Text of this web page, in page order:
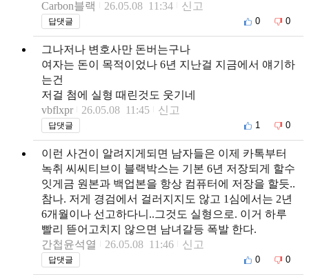
Carbon블랙 26.05.08 11:34 신고
답댓글 0 0
그나저나 변호사만 돈버는구나
여자는 돈이 목적이었나 6년 지난걸 지금에서 얘기하
는건
저걸 첨에 실형 때린것도 웃기네
vbflxpr
26.05.08 11:45 신고
답댓글 1 0
이런 사건이 알려지게되면 남자들은 이제 카톡부터
녹취 씨씨티브이 블랙박스는 기본 6년 저장되게 할수
잇게금 원본과 백업본을 항상 컴퓨터에 저장을 할듯..
참나. 저게 경검에서 걸러지지도 않고 1심에서는 2년
6개월이나 선고하다니..그것도 실형으로. 이거 하루
빨리 뜯어고치지 않으면 남녀갈등 폭발 한다.
간첩윤석열
26.05.08 11:46 신고
답댓글 0 0